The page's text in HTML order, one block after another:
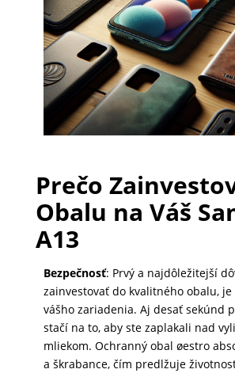
PRÍSLUŠENSTVO
MOBILY
TABLETY
NOTEBOOK
GAMING
Prečo
Obalu na Váš
A13
Bezpečnosť: Prvý a najdôležitejší
zainvestovať do kvalitného obalu, je
vášho zariadenia. Aj desať sekúnd
stačí na to, aby ste zaplakali nad
mliekom. Ochranný obal øestro
a škrabance, čím predlžuje